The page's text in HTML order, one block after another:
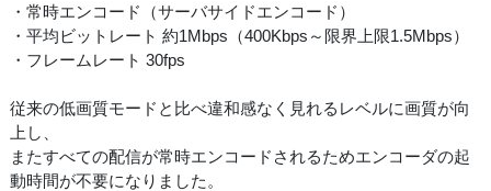
・常時エンコード（サーバサイドエンコード）
・平均ビットレート 約1Mbps（400Kbps～限界上限1.5Mbps）
・フレームレート 30fps
従来の低画質モードと比べ違和感なく見れるレベルに画質が向
上し、
またすべての配信が常時エンコードされるためエンコーダの起
動時間が不要になりました。